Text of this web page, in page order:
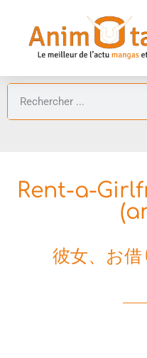
Rent-a-
彼女、お